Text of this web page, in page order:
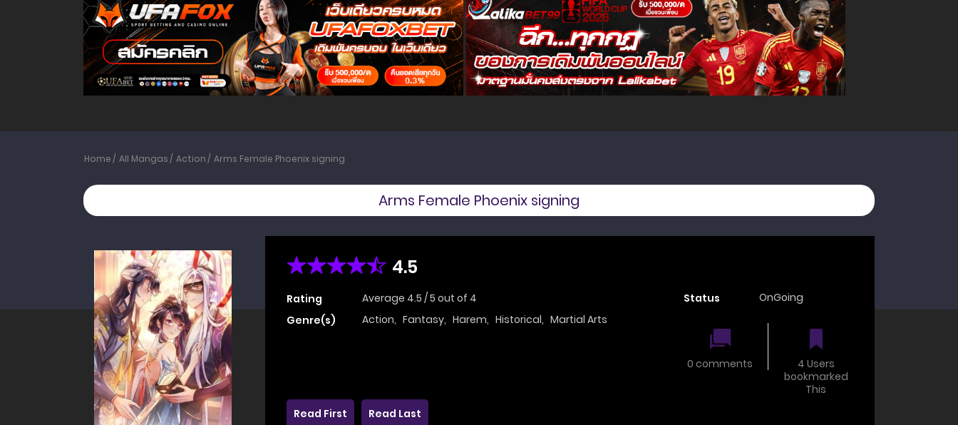
Home All Mangas Action Arms Female Phoenix signing
Arms Female Phoenix signing
4.5
Rating Average 4.5 /5 out of 4
Genre(s)
Action, Fantasy, Harem, Historical, Martial Arts
Status OnGoing
0 comments
4 Users
bookmarked
This
Read First
Read Last